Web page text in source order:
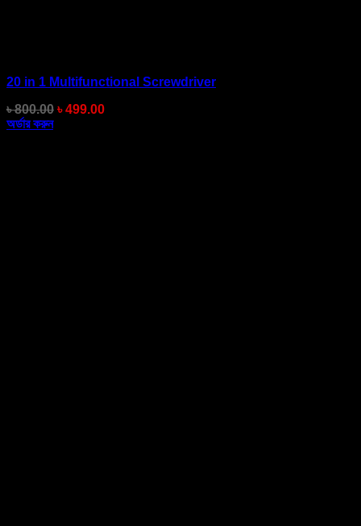
20 in 1 Multifunctional Screwdriver
৳800.00 Original
৳499.00Current
অর্ডার করুন